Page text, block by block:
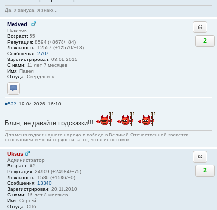
Да, я зануда, я знаю...
Medved_
Новичок
Возраст: 55
Репутация: 8594 (+8678/−84)
Лояльность: 12557 (+12570/−13)
Сообщения: 2707
Зарегистрирован: 03.01.2015
С нами: 11 лет 7 месяцев
Имя: Павел
Откуда: Свердловск
Отправить личное сообщение
2
#522 19.04.2026, 16:10
Блин, не давайте подсказки!!!
Для меня подвиг нашего народа в победе в Великой Отечественной является
основанием вечной гордости за то, что я их потомок.
Uksus
Администратор
Возраст: 62
Репутация: 24909 (+24984/−75)
Лояльность: 1586 (+1586/−0)
Сообщения: 13340
Зарегистрирован: 20.11.2010
С нами: 15 лет 8 месяцев
Имя: Сергей
Откуда: СПб
2